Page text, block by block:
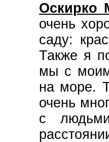
Оскирко
очень
саду:
Также я
мы с моим
на море.
очень
с